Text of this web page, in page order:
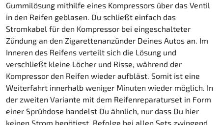
Gummilösung mithilfe eines Kompressors über das Ventil
in den Reifen geblasen. Du schließt einfach das
Stromkabel für den Kompressor bei eingeschalteter
Zündung an den Zigarettenanzünder Deines Autos an. Im
Inneren des Reifens verteilt sich die Lösung und
verschließt kleine Löcher und Risse, während der
Kompressor den Reifen wieder aufbläst. Somit ist eine
Weiterfahrt innerhalb weniger Minuten wieder möglich. In
der zweiten Variante mit dem Reifenreparaturset in Form
einer Sprühdose handelst Du ähnlich, nur dass Du hier
keinen Strom benötigst. Befolge bei allen Sets zwingend